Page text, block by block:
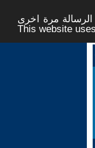
مرة اخرى -
This website